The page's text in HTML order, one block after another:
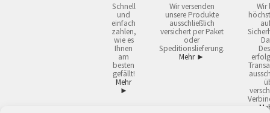
Schnell
und
einfach
zahlen,
wie es
Ihnen
am
besten
gefällt!
Mehr
►
Wir versenden
unsere Produkte
ausschließlich
versichert per Paket
oder
Speditionslieferung.
Mehr ►
Wir